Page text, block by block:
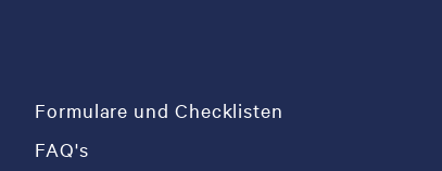
Formulare und Checklisten
FAQ's